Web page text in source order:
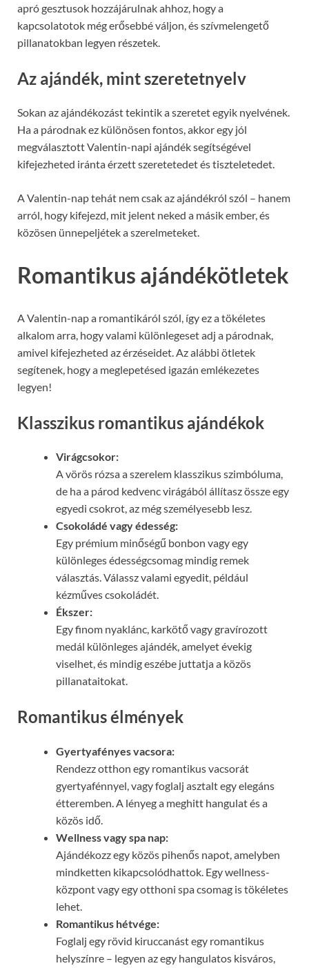
apró gesztusok hozzájárulnak ahhoz, hogy a
kapcsolatotok még erősebbé váljon, és szívmelengető
pillanatokban legyen részetek.
Az ajándék, mint szeretetnyelv
Sokan az ajándékozást tekintik a szeretet egyik nyelvének.
Ha a párodnak ez különösen fontos, akkor egy jól
megválasztott Valentin-napi ajándék segítségével
kifejezheted iránta érzett szeretetedet és tiszteletedet.
A Valentin-nap tehát nem csak az ajándékról szól – hanem
arról, hogy kifejezd, mit jelent neked a másik ember, és
közösen ünnepeljétek a szerelmeteket.
Romantikus ajándékötletek
A Valentin-nap a romantikáról szól, így ez a tökéletes
alkalom arra, hogy valami különlegeset adj a párodnak,
amivel kifejezheted az érzéseidet. Az alábbi ötletek
segítenek, hogy a meglepetésed igazán emlékezetes
legyen!
Klasszikus romantikus ajándékok
Virágcsokor:
A vörös rózsa a szerelem klasszikus szimbóluma,
de ha a párod kedvenc virágából állítasz össze egy
egyedi csokrot, az még személyesebb lesz.
Csokoládé vagy édesség:
Egy prémium minőségű bonbon vagy egy
különleges édességcsomag mindig remek
választás. Válassz valami egyedit, például
kézműves csokoládét.
Ékszer:
Egy finom nyaklánc, karkötő vagy gravírozott
medál különleges ajándék, amelyet évekig
viselhet, és mindig eszébe juttatja a közös
pillanataitokat.
Romantikus élmények
Gyertyafényes vacsora:
Rendezz otthon egy romantikus vacsorát
gyertyafénnyel, vagy foglalj asztalt egy elegáns
étteremben. A lényeg a meghitt hangulat és a
közös idő.
Wellness vagy spa nap:
Ajándékozz egy közös pihenős napot, amelyben
mindketten kikapcsolódhattok. Egy wellness-
központ vagy egy otthoni spa csomag is tökéletes
lehet.
Romantikus hétvége:
Foglalj egy rövid kiruccanást egy romantikus
helyszínre – legyen az egy hangulatos kisváros,